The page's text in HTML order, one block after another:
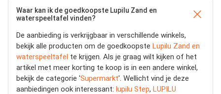
Waar kan ik de goedkoopste Lupilu Zand en
waterspeeltafel vinden?
De aanbieding is verkrijgbaar in verschillende winkels,
bekijk alle producten om de goedkoopste Lupilu Zand en
waterspeeltafel te krijgen. Als je graag wilt kijken of het
artikel met meer korting te koop is in een andere winkel,
bekijk de categorie 'Supermarkt'. Wellicht vind je deze
aanbiedingen ook interessant: lupilu Step, LUPILU